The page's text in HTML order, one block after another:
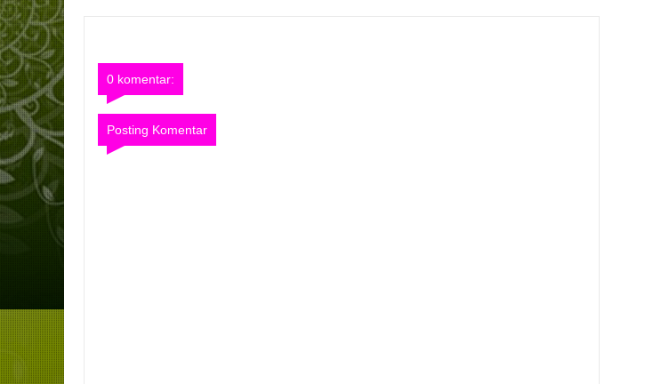
0 komentar:
Posting Komentar